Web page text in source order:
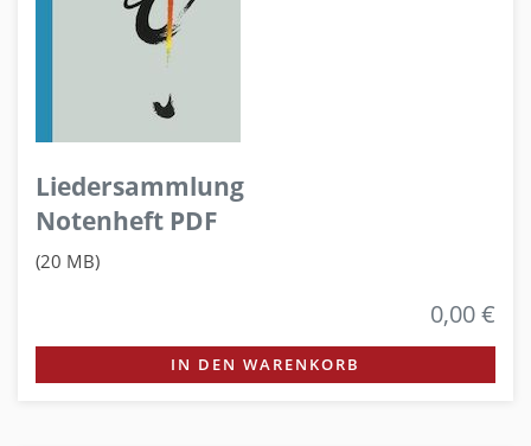
Liedersammlung
Notenheft PDF
(20 MB)
0,00 €
IN DEN WARENKORB